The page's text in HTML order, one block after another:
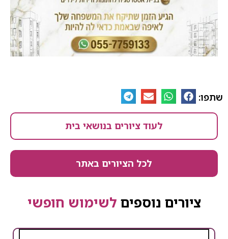
שתפו:
לעוד ציורים בנושאי בית
לכל הציורים באתר
ציורים נוספים לשימוש חופשי